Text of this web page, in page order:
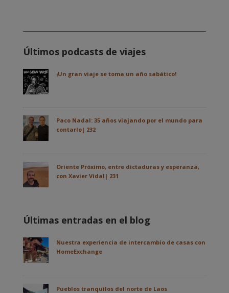
Últimos podcasts de viajes
¡Un gran viaje se toma un año sabático!
Paco Nadal: 35 años viajando por el mundo para
contarlo| 232
Oriente Próximo, entre dictaduras y esperanza,
con Xavier Vidal| 231
Últimas entradas en el blog
Nuestra experiencia de intercambio de casas con
HomeExchange
Pueblos tranquilos del norte de Laos